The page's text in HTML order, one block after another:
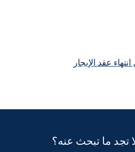
عقد الإيجار
تجد ما تبحث عنه؟